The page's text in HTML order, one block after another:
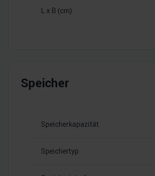
L x B (cm)
Speicher
Speicherkapazität
Speichertyp